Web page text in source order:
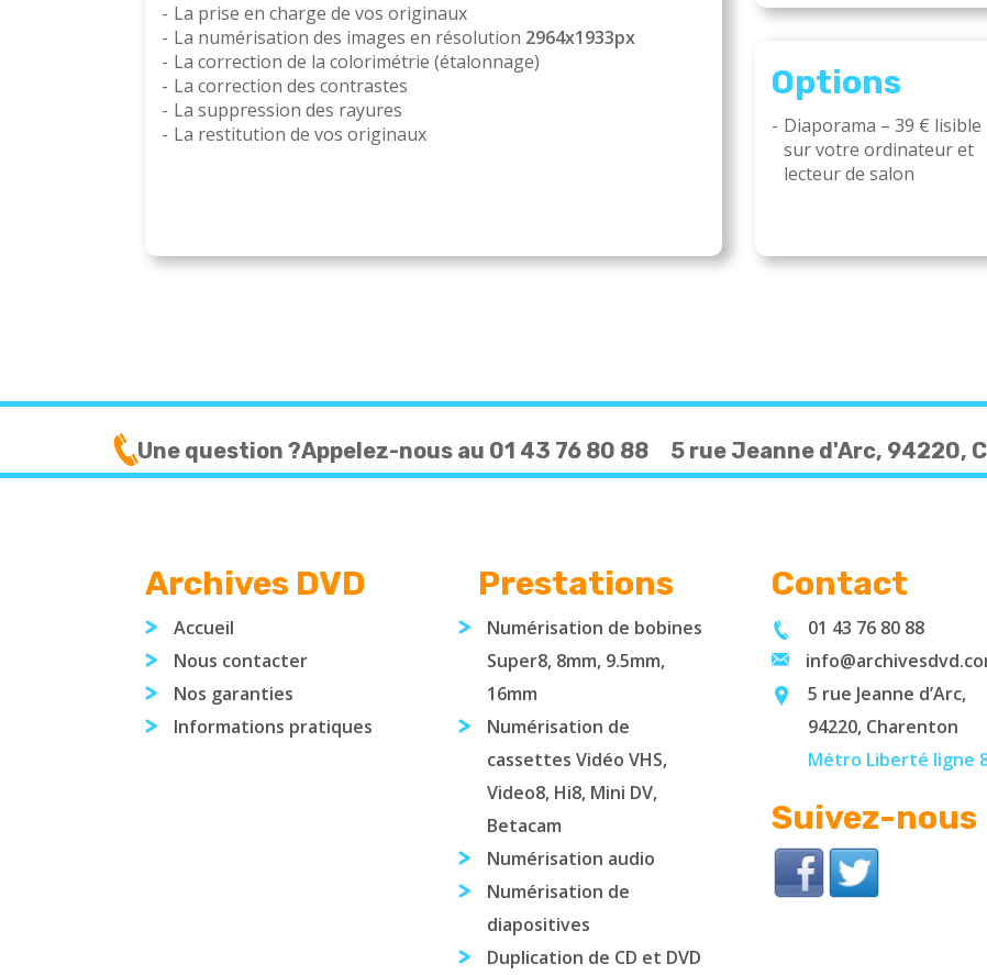
La prise en charge de vos originaux
La numérisation des images en résolution 2964x1933px
La correction de la colorimétrie (étalonnage)
La correction des contrastes
La suppression des rayures
La restitution de vos originaux
Options
Diaporama – 39 € lisible
sur votre ordinateur et
lecteur de salon
Une question ?Appelez-nous au 01 43 76 80 88 5 rue Jeanne d'Arc, 94220,
Archives DVD
Accueil
Nous contacter
Nos garanties
Informations pratiques
Prestations
Numérisation de bobines
Super8, 8mm, 9.5mm,
16mm
Numérisation de
cassettes Vidéo VHS,
Video8, Hi8, Mini DV,
Betacam
Numérisation audio
Numérisation de
diapositives
Duplication de CD et DVD
Contact
01 43 76 80 88
5 rue Jeanne d’Arc,
94220, Charenton
Métro Liberté ligne
Suivez-nous